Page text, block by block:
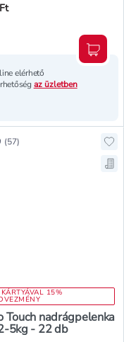
elérhető
az üzletben
a kedvencekhez,
listára,
15%
Touch nadrágpelenka
5kg - 22 db
pontszáma:
(57)